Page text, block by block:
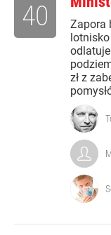
Zapora
lotnisko
zł z
40